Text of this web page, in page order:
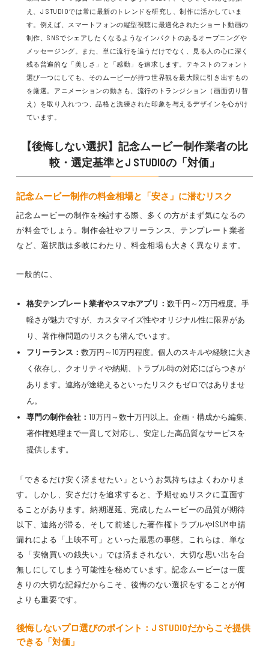
え、J STUDIOでは常に最新のトレンドを研究し、制作に活かしていま
す。例えば、スマートフォンの縦型視聴に最適化されたショート動画の
制作、SNSでシェアしたくなるようなインパクトのあるオープニングや
メッセージング。また、単に流行を追うだけでなく、見る人の心に深く
残る普遍的な「美しさ」と「感動」を追求します。テキストのフォント
選び一つにしても、そのムービーが持つ世界観を最大限に引き出すもの
を厳選。アニメーションの動きも、流行のトランジション（画面切り替
え）を取り入れつつ、品格と洗練された印象を与えるデザインを心がけ
ています。
【後悔しない選択】記念ムービー制作業者の比
較・選定基準とJ STUDIOの「対価」
記念ムービー制作の料金相場と「安さ」に潜むリスク
記念ムービーの制作を検討する際、多くの方がまず気になるの
が料金でしょう。制作会社やフリーランス、テンプレート業者
など、選択肢は多岐にわたり、料金相場も大きく異なります。
一般的に、
格安テンプレート業者やスマホアプリ： 数千円～2万円程度。手
軽さが魅力ですが、カスタマイズ性やオリジナル性に限界があ
り、著作権問題のリスクも潜んでいます。
フリーランス： 数万円～10万円程度。個人のスキルや経験に大き
く依存し、クオリティや納期、トラブル時の対応にばらつきが
あります。連絡が途絶えるといったリスクもゼロではありませ
ん。
専門の制作会社： 10万円～数十万円以上。企画・構成から編集、
著作権処理まで一貫して対応し、安定した高品質なサービスを
提供します。
「できるだけ安く済ませたい」というお気持ちはよくわかりま
す。しかし、安さだけを追求すると、予期せぬリスクに直面す
ることがあります。納期遅延、完成したムービーの品質が期待
以下、連絡が滞る、そして前述した著作権トラブルやISUM申請
漏れによる「上映不可」といった最悪の事態。これらは、単な
る「安物買いの銭失い」では済まされない、大切な思い出を台
無しにしてしまう可能性を秘めています。記念ムービーは一度
きりの大切な記録だからこそ、後悔のない選択をすることが何
よりも重要です。
後悔しないプロ選びのポイント：J STUDIOだからこそ提供
できる「対価」